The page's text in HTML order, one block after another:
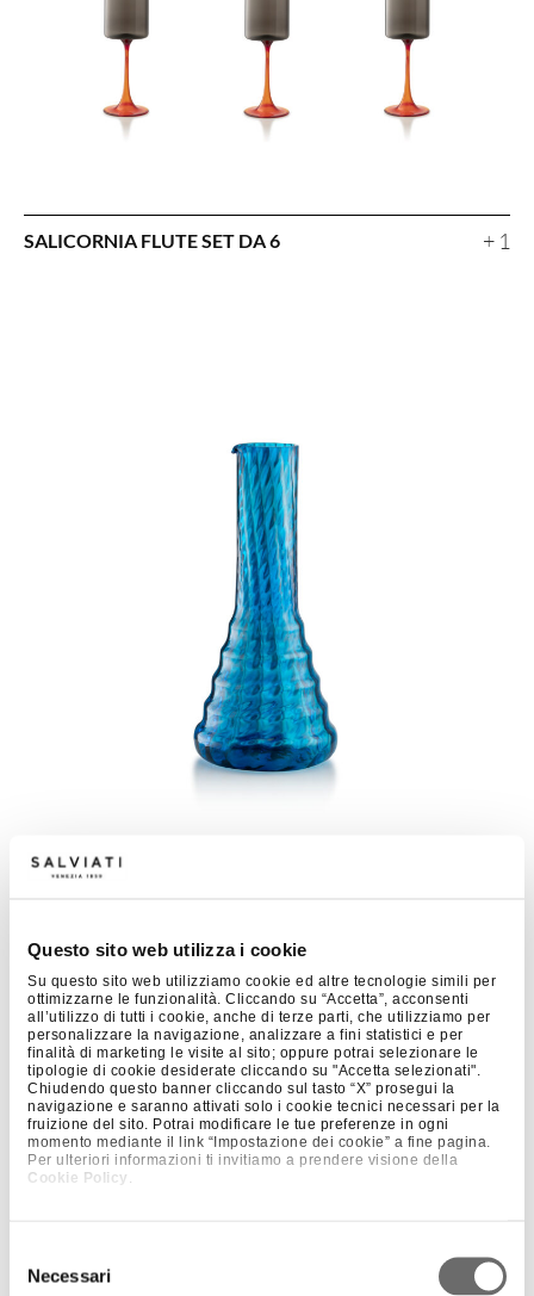
Questo sito web utilizza i cookie
Su questo sito web utilizziamo cookie ed altre tecnologie simili per
ottimizzarne le funzionalità. Cliccando su “Accetta”, acconsenti
all’utilizzo di tutti i cookie, anche di terze parti, che utilizziamo per
personalizzare la navigazione, analizzare a fini statistici e per
finalità di marketing le visite al sito; oppure potrai selezionare le
tipologie di cookie desiderate cliccando su "Accetta selezionati".
Chiudendo questo banner cliccando sul tasto “X” prosegui la
navigazione e saranno attivati solo i cookie tecnici necessari per la
fruizione del sito. Potrai modificare le tue preferenze in ogni
momento mediante il link “Impostazione dei cookie” a fine pagina.
Per ulteriori informazioni ti invitiamo a prendere visione della
Cookie Policy
delNecessari
SALICORNIA FLUTE SET DA 6 + 1